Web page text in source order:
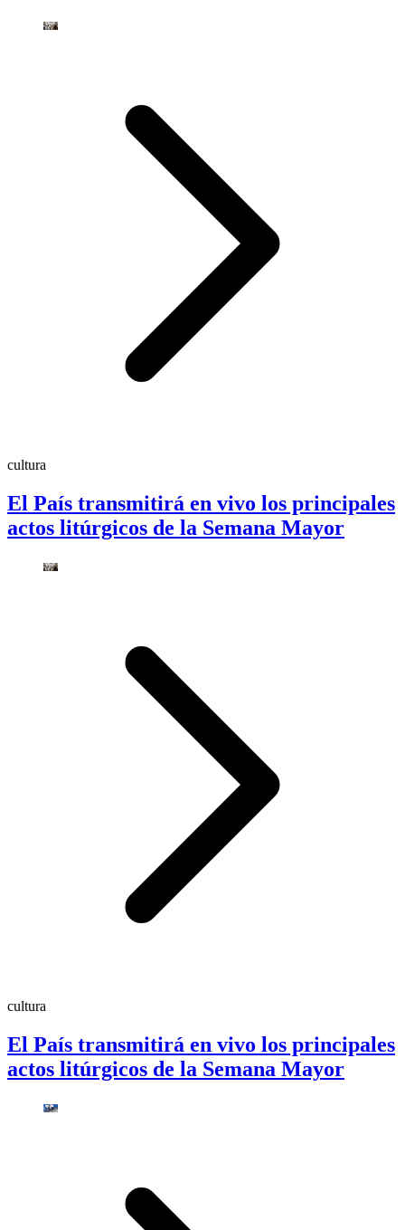
cultura
El País transmitirá en vivo los principales
actos litúrgicos de la Semana Mayor
cultura
El País transmitirá en vivo los principales
actos litúrgicos de la Semana Mayor